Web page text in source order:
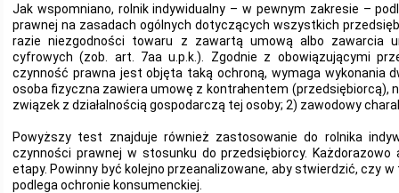
Jak wspomniano, rolnik indywidualny – w pewnym zakresie –
prawnej na zasadach ogólnych dotyczących wszystkich
razie niezgodności towaru z zawartą umową albo zawarcia
cyfrowych (zob. art. 7aa u.p.k.). Zgodnie z obowiązującymi
czynność prawna jest objęta taką ochroną, wymaga wykonania
osoba fizyczna zawiera umowę z kontrahentem (przedsiębiorcą),
związek z działalnością gospodarczą tej osoby; 2) zawodowy
Powyższy test znajduje również zastosowanie do rolnika
czynności prawnej w stosunku do przedsiębiorcy.
etapy. Powinny być kolejno przeanalizowane, aby stwierdzić, czy
podlega ochronie konsumenckiej.